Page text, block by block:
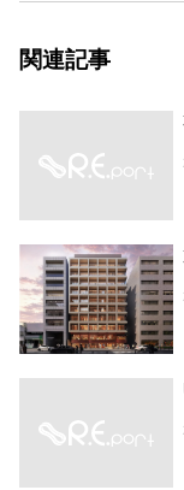
関連記事